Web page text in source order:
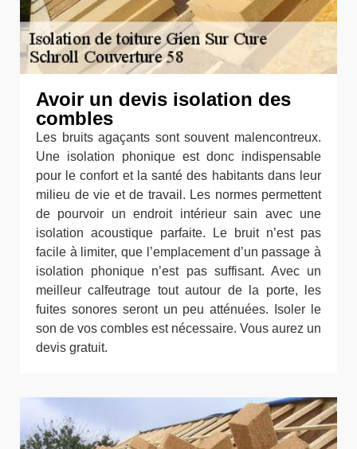
Avoir un devis isolation des
combles
Les bruits agaçants sont souvent malencontreux.
Une isolation phonique est donc indispensable
pour le confort et la santé des habitants dans leur
milieu de vie et de travail. Les normes permettent
de pourvoir un endroit intérieur sain avec une
isolation acoustique parfaite. Le bruit n’est pas
facile à limiter, que l’emplacement d’un passage à
isolation phonique n’est pas suffisant. Avec un
meilleur calfeutrage tout autour de la porte, les
fuites sonores seront un peu atténuées. Isoler le
son de vos combles est nécessaire. Vous aurez un
devis gratuit.